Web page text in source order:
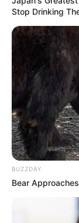
Stop Drinking
BUZZDAY
Bear